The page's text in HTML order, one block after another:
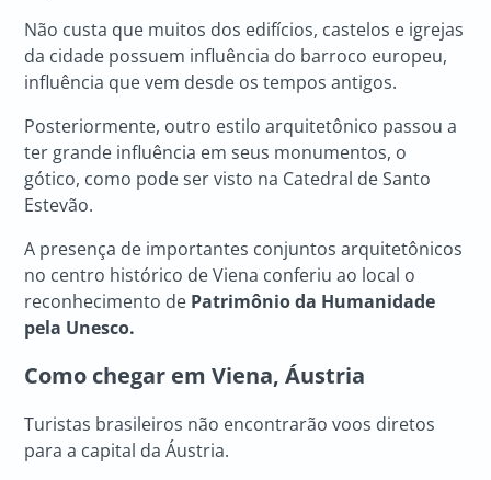
Não custa que muitos dos edifícios, castelos e igrejas
da cidade possuem influência do barroco europeu,
influência que vem desde os tempos antigos.
Posteriormente, outro estilo arquitetônico passou a
ter grande influência em seus monumentos, o
gótico, como pode ser visto na Catedral de Santo
Estevão.
A presença de importantes conjuntos arquitetônicos
no centro histórico de Viena conferiu ao local o
reconhecimento de Patrimônio da Humanidade
pela Unesco.
Como chegar emViena, Áustria
Turistas brasileiros não encontrarão voos diretos
para a capital da Áustria.